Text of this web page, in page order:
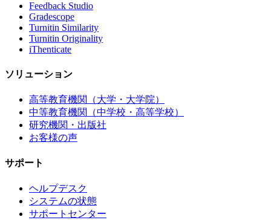
Feedback Studio
Gradescope
Turnitin Similarity
Turnitin Originality
iThenticate
ソリューション
高等教育機関（大学・大学院）
中等教育機関（中学校・高等学校）
研究機関・出版社
お客様の声
サポート
ヘルプデスク
システムの状態
サポートセンター